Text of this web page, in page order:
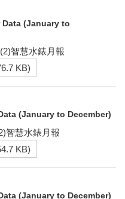
Data (January to
智慧水錶月報
KB)
(January to December)
智慧水錶月報
KB)
(January to December)